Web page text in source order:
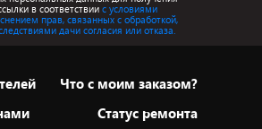
в соответствиис условиями
прав, связанных с обработкой,
дачи согласия или отказа.
Что с моим заказом?
Статус ремонта